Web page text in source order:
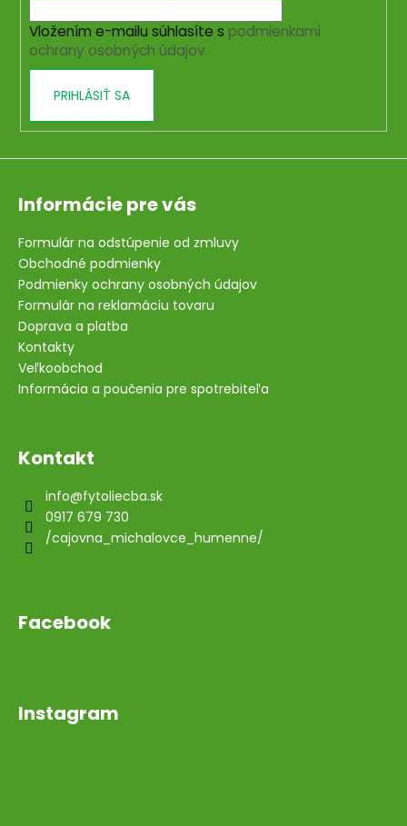
Vložením e-mailu súhlasíte s podmienkami
ochrany osobných údajov
PRIHLÁSIŤ SA
Informácie pre vás
Formulár na odstúpenie od zmluvy
Obchodné podmienky
Podmienky ochrany osobných údajov
Formulár na reklamáciu tovaru
Doprava a platba
Kontakty
Veľkoobchod
Informácia a poučenia pre spotrebiteľa
Kontakt
info@fytoliecba.sk
0917 679 730
/cajovna_michalovce_humenne/
Facebook
Instagram